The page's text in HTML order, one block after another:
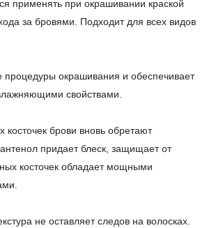
применять при окрашивании краской
за бровями. Подходит для всех видов
процедуры окрашивания и обеспечивает
свойствами.
брови вновь обретают
придает блеск, защищает от
косточек обладает мощными
не оставляет следов на волосках.